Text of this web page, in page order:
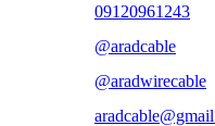
09120961243
@aradcable
@aradwirecable